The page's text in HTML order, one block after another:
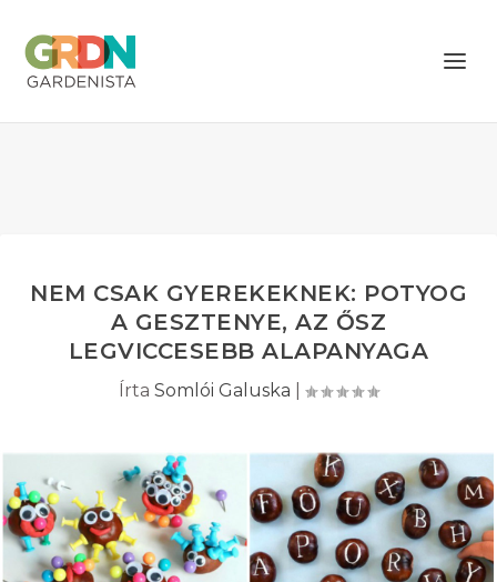
NEM CSAK GYEREKEKNEK: POTYOG
A GESZTENYE, AZ ŐSZ
LEGVICCESEBB ALAPANYAGA
Írta Somlói Galuska